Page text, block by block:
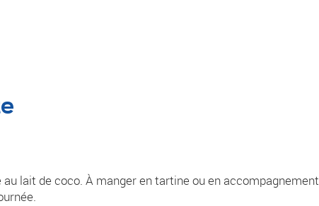
lait de coco. À manger en tartine ou en